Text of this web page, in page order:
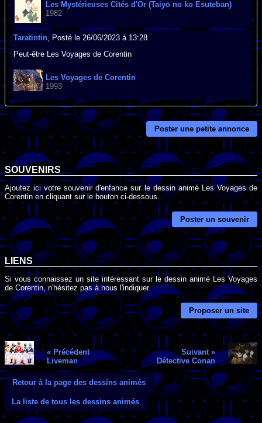
Les Mystérieuses Cités d'Or (Taiyō no ko Esuteban)
1982
Taratintin , Posté le 26/06/2023 à 13:28.
Peut-être Les Voyages de Corentin
Les Voyages de Corentin
1993
Poster une petite annonce
SOUVENIRS
Ajoutez ici votre souvenir d'enfance sur le dessin animé Les Voyages de
Corentin en cliquant sur le bouton ci-dessous.
Poster un souvenir
LIENS
Si vous connaissez un site intéressant sur le dessin animé Les Voyages
de Corentin, n'hésitez pas à nous l'indiquer.
Proposer un site
« Précédent
Liveman
Suivant »
Détective Conan
Retour à la page des dessins animés
La liste de tous les dessins animés